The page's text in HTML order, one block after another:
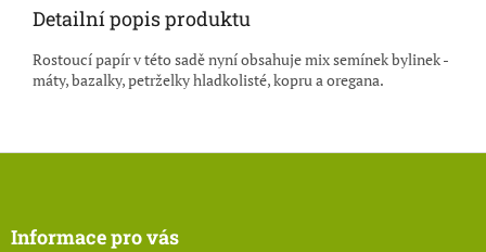
Detailní popis produktu
Rostoucí papír v této sadě nyní obsahuje mix semínek bylinek -
máty, bazalky, petrželky hladkolisté, kopru a oregana.
Informace pro vás